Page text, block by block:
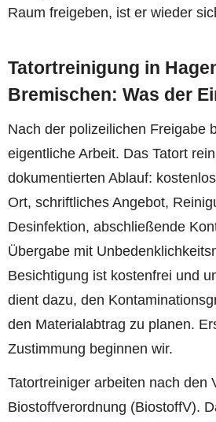
Raum freigeben, ist er wieder
Tatortreinigung in
Bremischen: Was der
Nach der polizeilichen Freigabe
eigentliche Arbeit. Das Tatort
dokumentierten Ablauf:
Ort, schriftliches Angebot,
Desinfektion, abschließende
Übergabe mit
Besichtigung ist kostenfrei und
dient dazu, den
den Materialabtrag zu planen.
Zustimmung beginnen wir.
Tatortreiniger arbeiten nach den
Biostoffverordnung (BiostoffV).